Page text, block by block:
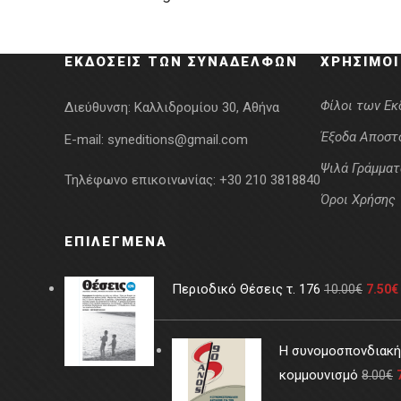
13.20€.
ΕΚΔΌΣΕΙΣ ΤΩΝ ΣΥΝΑΔΈΛΦΩΝ
Διεύθυνση: Καλλιδρομίου 30, Αθήνα
E-mail: syneditions@gmail.com
Τηλέφωνο επικοινωνίας: +30 210 3818840
Φίλοι των
Έξοδα
Ψιλά
Όροι Χρήσης
ΕΠΙΛΕΓΜΈΝΑ
Περιοδικό Θέσεις τ. 176 10.00€ 7.50€
Η συνομοσπονδιακή
κομμουνισμό 8.00€